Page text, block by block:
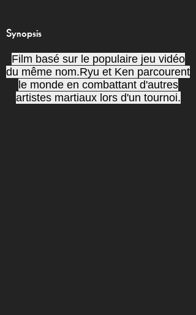
Synopsis
Film basé sur le populaire jeu vidéo
du même nom.Ryu et Ken parcourent
le monde en combattant d'autres
artistes martiaux lors d'un tournoi.